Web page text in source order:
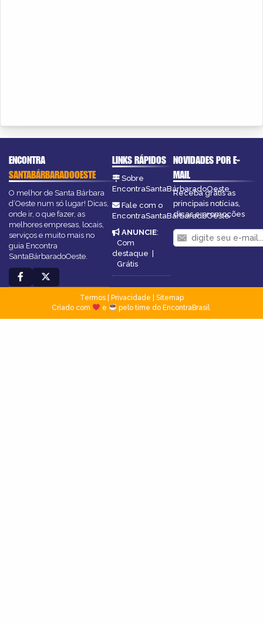
ENCONTRA
SANTABÁRBARADOOESTE
O melhor de Santa Bárbara
d’Oeste num só lugar! Dicas,
onde ir, o que fazer, as
melhores empresas, locais,
serviços e muito mais no
guia Encontra
SantaBárbaradoOeste.
LINKS RÁPIDOS
Sobre
EncontraSantaBárbaradoOeste
Fale com o
EncontraSantaBárbaradoOeste
ANUNCIE:
Com
destaque |
Grátis
NOVIDADES POR E-
MAIL
Receba grátis as
principais notícias,
dicas e promoções
Termos| Privacidade
Sitemap
Criado com
e pelo time do EncontraBrasil